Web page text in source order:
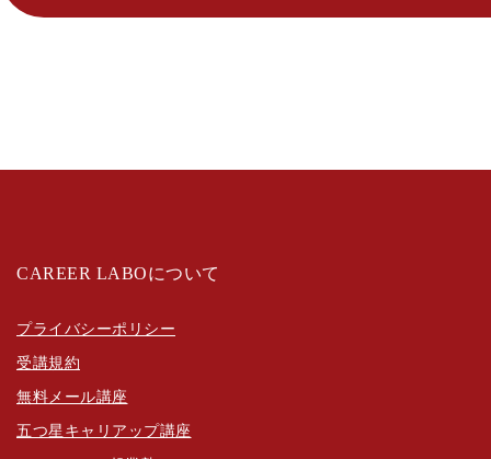
CAREER LABOについて
プライバシーポリシー
受講規約
無料メール講座
五つ星キャリアップ講座